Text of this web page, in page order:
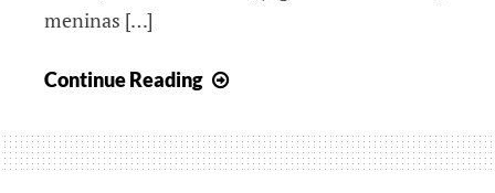
meninas […]
Continue Reading
e,
juntos,